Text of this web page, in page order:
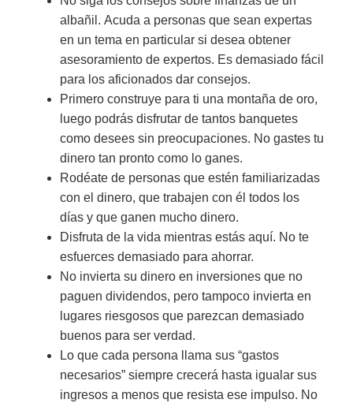
albañil. Acuda a personas que sean expertas
en un tema en particular si desea obtener
asesoramiento de expertos. Es demasiado fácil
para los aficionados dar consejos.
Primero construye para ti una montaña de oro,
luego podrás disfrutar de tantos banquetes
como desees sin preocupaciones. No gastes tu
dinero tan pronto como lo ganes.
Rodéate de personas que estén familiarizadas
con el dinero, que trabajen con él todos los
días y que ganen mucho dinero.
Disfruta de la vida mientras estás aquí. No te
esfuerces demasiado para ahorrar.
No invierta su dinero en inversiones que no
paguen dividendos, pero tampoco invierta en
lugares riesgosos que parezcan demasiado
buenos para ser verdad.
Lo que cada persona llama sus “gastos
necesarios” siempre crecerá hasta igualar sus
ingresos a menos que resista ese impulso. No